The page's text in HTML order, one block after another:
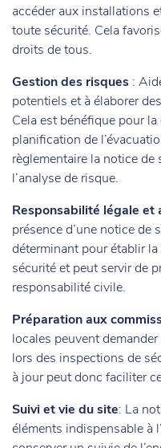
accéder aux installations
toute sécurité. Cela
droits de tous.
Gestion des risques :
potentiels et à élaborer
Cela est bénéfique pour
planification de
règlementaire la notice de
l’analyse de risque.
Responsabilité légale et
présence d’une notice de
déterminant pour établir
sécurité et peut servir de
responsabilité civile.
Préparation aux
locales peuvent
lors des inspections de
à jour peut donc faciliter
Suivi et vie du site: La
éléments indispensable à